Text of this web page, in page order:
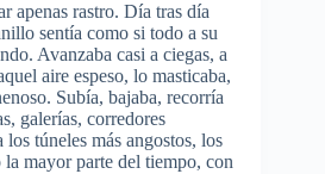
apenas rastro. Día tras día
sentía como si todo a su
Avanzaba casi a ciegas, a
aire espeso, lo masticaba,
Subía, bajaba, recorría
galerías, corredores
los túneles más angostos, los
mayor parte del tiempo, con